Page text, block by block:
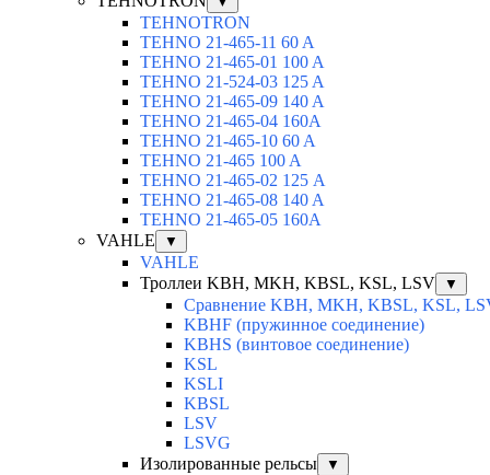
TEHNOTRON
TEHNO 21-465-11 60 A
TEHNO 21-465-01 100 A
TEHNO 21-524-03 125 A
TEHNO 21-465-09 140 A
TEHNO 21-465-04 160A
TEHNO 21-465-10 60 A
TEHNO 21-465 100 A
TEHNO 21-465-02 125 А
TEHNO 21-465-08 140 A
TEHNO 21-465-05 160A
VAHLE
▼
VAHLE
Троллеи KBH, MKH, KBSL, KSL, LSV
▼
Сравнение KBH, MKH, KBSL, KSL,
KBHF (пружинное соединение)
KBHS (винтовое соединение)
KSL
KSLI
KBSL
LSV
LSVG
Изолированные рельсы
▼